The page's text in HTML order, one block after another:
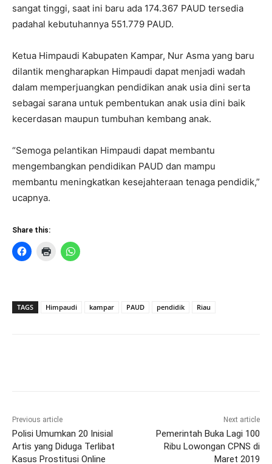
sangat tinggi, saat ini baru ada 174.367 PAUD tersedia
padahal kebutuhannya 551.779 PAUD.
Ketua Himpaudi Kabupaten Kampar, Nur Asma yang baru
dilantik mengharapkan Himpaudi dapat menjadi wadah
dalam memperjuangkan pendidikan anak usia dini serta
sebagai sarana untuk pembentukan anak usia dini baik
kecerdasan maupun tumbuhan kembang anak.
“Semoga pelantikan Himpaudi dapat membantu
mengembangkan pendidikan PAUD dan mampu
membantu meningkatkan kesejahteraan tenaga pendidik,”
ucapnya.
Share this:
TAGS Himpaudi kampar PAUD pendidik Riau
Previous article
Polisi Umumkan 20 Inisial
Artis yang Diduga Terlibat
Kasus Prostitusi Online
Next article
Pemerintah Buka Lagi 100
Ribu Lowongan CPNS di
Maret 2019